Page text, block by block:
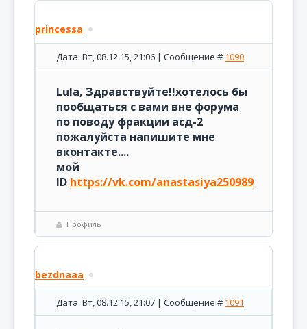
princessa
Дата: Вт, 08.12.15, 21:06 | Сообщение # 1090
Lula, Здравствуйте!!хотелось бы
пообщаться с вами вне форума
по поводу фракции асд-2
пожалуйста напишите мне
вконтакте....
мой
ID https://vk.com/anastasiya250989
Профиль
bezdnaaa
Дата: Вт, 08.12.15, 21:07 | Сообщение # 1091